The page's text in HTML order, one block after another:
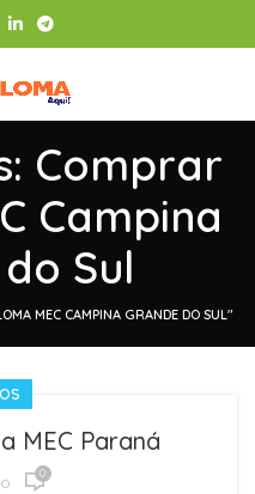
Comprar
Campina
Sul
MEC CAMPINA GRANDE DO SUL"
MEC Paraná
0